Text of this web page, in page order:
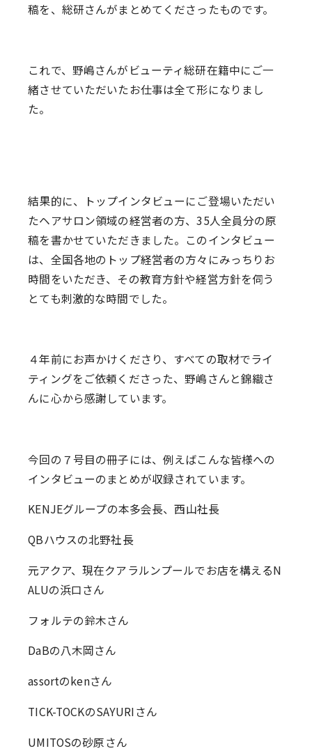
稿を、総研さんがまとめてくださったものです。
これで、野嶋さんがビューティ総研在籍中にご一
緒させていただいたお仕事は全て形になりまし
た。
結果的に、トップインタビューにご登場いただい
たヘアサロン領域の経営者の方、35人全員分の原
稿を書かせていただきました。このインタビュー
は、全国各地のトップ経営者の方々にみっちりお
時間をいただき、その教育方針や経営方針を伺う
とても刺激的な時間でした。
４年前にお声かけくださり、すべての取材でライ
ティングをご依頼くださった、野嶋さんと錦織さ
んに心から感謝しています。
今回の７号目の冊子には、例えばこんな皆様への
インタビューのまとめが収録されています。
KENJEグループの本多会長、西山社長
QBハウスの北野社長
元アクア、現在クアラルンプールでお店を構えるN
ALUの浜口さん
フォルテの鈴木さん
DaBの八木岡さん
assortのkenさん
TICK-TOCKのSAYURIさん
UMITOSの砂原さん